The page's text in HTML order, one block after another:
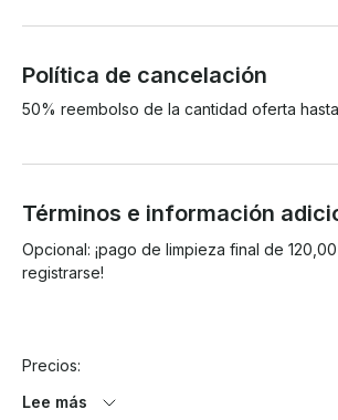
Política de cancelación
50% reembolso de la cantidad oferta
Términos e información
Opcional: ¡pago de limpieza final de
registrarse!
Precios:
29.04. - 16.06./precio semanal desde:
Lee más